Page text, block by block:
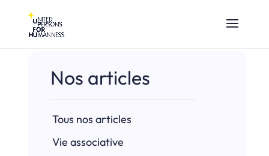
Nos articles
Tous nos articles
Vie associative